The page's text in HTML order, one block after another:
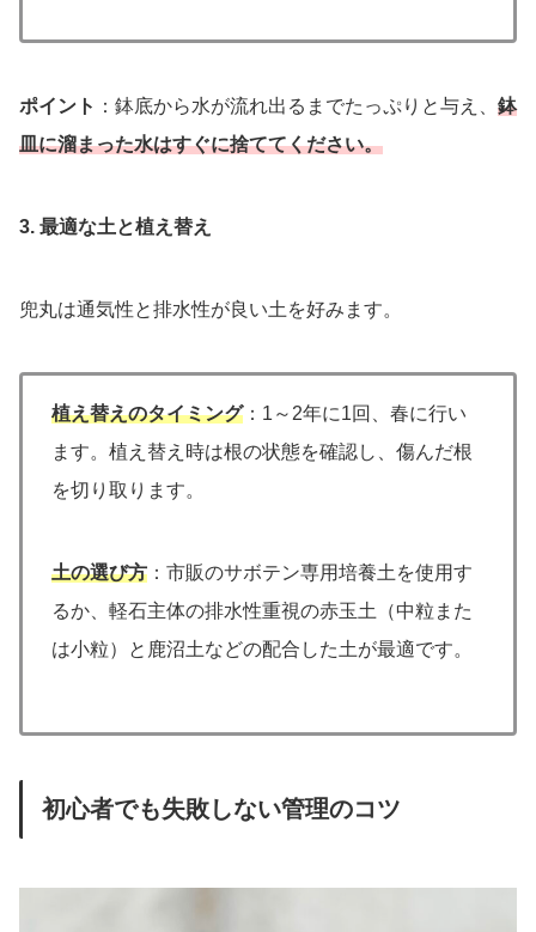
ポイント ：鉢底から水が流れ出るまでたっぷりと与え、 鉢
皿に溜まった水はすぐに捨ててください。
3. 最適な土と植え替え
兜丸は通気性と排水性が良い土を好みます。
植え替えのタイミング：1～2年に1回、春に行い
ます。植え替え時は根の状態を確認し、傷んだ根
を切り取ります。
土の選び方 ：市販のサボテン専用培養土を使用す
るか、軽石主体の排水性重視の赤玉土（中粒また
は小粒）と鹿沼土などの配合した土が最適です。
初心者でも失敗しない管理のコツ